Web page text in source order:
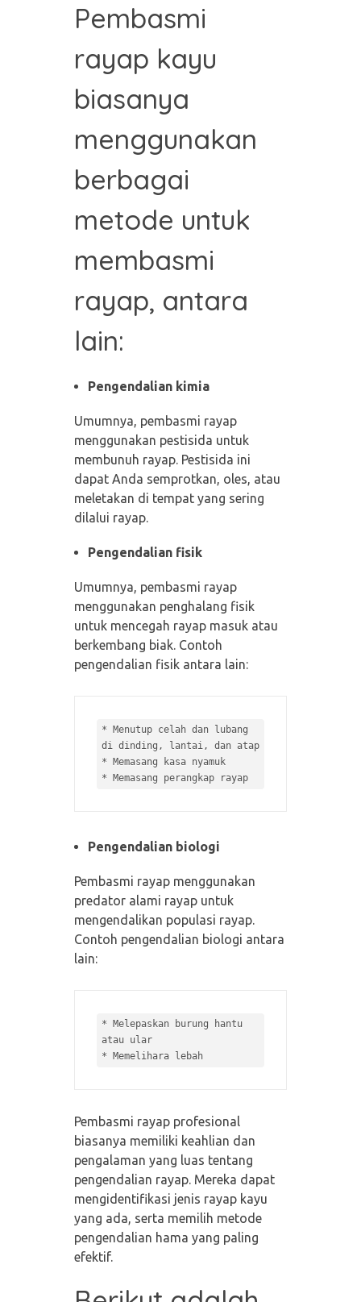
Pembasmi
rayap kayu
biasanya
menggunakan
berbagai
metode untuk
membasmi
rayap, antara
lain:
Pengendalian kimia
Umumnya, pembasmi rayap
menggunakan pestisida untuk
membunuh rayap. Pestisida ini
dapat Anda semprotkan, oles, atau
meletakan di tempat yang sering
dilalui rayap.
Pengendalian fisik
Umumnya, pembasmi rayap
menggunakan penghalang fisik
untuk mencegah rayap masuk atau
berkembang biak. Contoh
pengendalian fisik antara lain:
* Menutup celah dan lubang
*
*
Pengendalian biologi
Pembasmi rayap menggunakan
predator alami rayap untuk
mengendalikan populasi rayap.
Contoh pengendalian biologi antara
lain:
* Melepaskan burung hantu
*
Pembasmi rayap profesional
biasanya memiliki keahlian dan
pengalaman yang luas tentang
pengendalian rayap. Mereka dapat
mengidentifikasi jenis rayap kayu
yang ada, serta memilih metode
pengendalian hama yang paling
efektif.